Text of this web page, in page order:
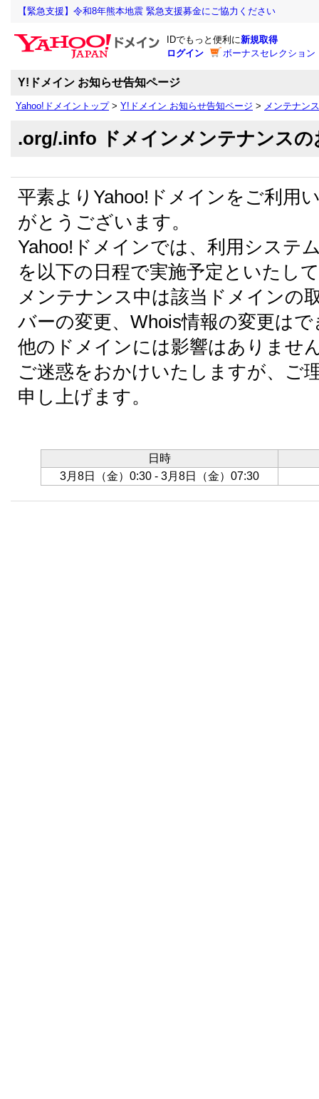
【緊急支援】令和8年熊本地震 緊急支援募金にご協力ください
IDでもっと便利に新規取得
ログイン
ボーナスセレクショ
Y!ドメイン お知らせ告知ページ
Yahoo!ドメイントップ> Y!ドメイン お知らせ告知ページ > メンテナン
.org/.info ドメインメンテナンスの
平素よりYahoo!ドメインをご利用
がとうございます。
Yahoo!ドメインでは、利用システ
を以下の日程で実施予定といたし
メンテナンス中は該当ドメインの
バーの変更、Whois情報の変更は
他のドメインには影響はありませ
ご迷惑をおかけいたしますが、ご
申し上げます。
日時
3月8日（金）0:30 - 3月8日（金）07:30